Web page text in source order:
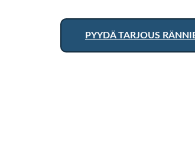
PYYDÄ TARJOUS